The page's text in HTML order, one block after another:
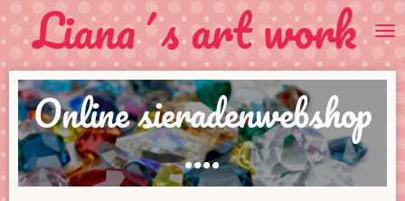
Ga
direct
naar
de
hoofdinhoud
Liana´s art work
Online sieradenwebshop
....